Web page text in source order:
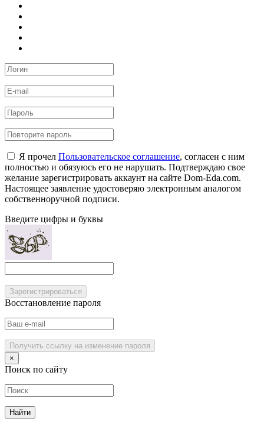
Я прочел Пользовательское соглашение, согласен с ним
полностью и обязуюсь его не нарушать. Подтверждаю свое
желание зарегистрировать аккаунт на сайте Dom-Eda.com.
Настоящее заявление удостоверяю электронным аналогом
собственноручной подписи.
Введите цифры и буквы
Зарегистрироваться
Восстановление пароля
Получить ссылку на изменение пароля
×
Поиск по сайту